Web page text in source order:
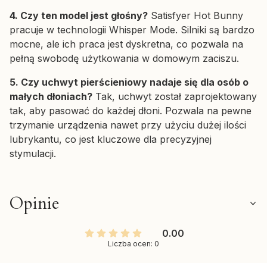
4. Czy ten model jest głośny? Satisfyer Hot Bunny
pracuje w technologii Whisper Mode. Silniki są bardzo
mocne, ale ich praca jest dyskretna, co pozwala na
pełną swobodę użytkowania w domowym zaciszu.
5. Czy uchwyt pierścieniowy nadaje się dla osób o
małych dłoniach? Tak, uchwyt został zaprojektowany
tak, aby pasować do każdej dłoni. Pozwala na pewne
trzymanie urządzenia nawet przy użyciu dużej ilości
lubrykantu, co jest kluczowe dla precyzyjnej
stymulacji.
Opinie
0.00
Liczba ocen: 0